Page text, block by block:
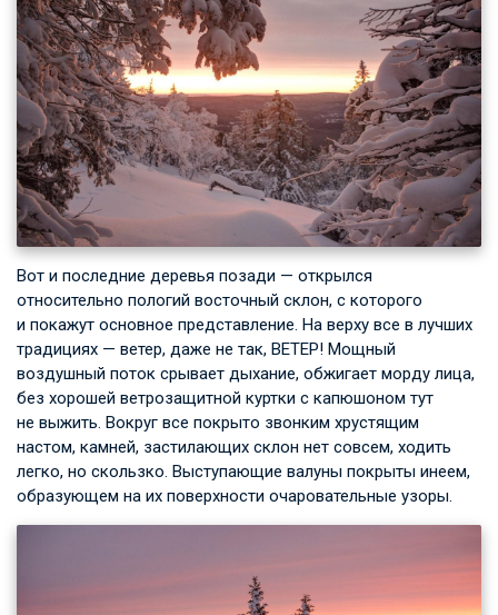
Вот и последние деревья позади — открылся
относительно пологий восточный склон, с которого
и покажут основное представление. На верху все в лучших
традициях — ветер, даже не так, ВЕТЕР! Мощный
воздушный поток срывает дыхание, обжигает морду лица,
без хорошей ветрозащитной куртки с капюшоном тут
не выжить. Вокруг все покрыто звонким хрустящим
настом, камней, застилающих склон нет совсем, ходить
легко, но скользко. Выступающие валуны покрыты инеем,
образующем на их поверхности очаровательные узоры.